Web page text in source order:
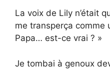
La voix de Lily n’était
me transperça comme
Papa… est-ce vrai ? »
Je tombai à genoux